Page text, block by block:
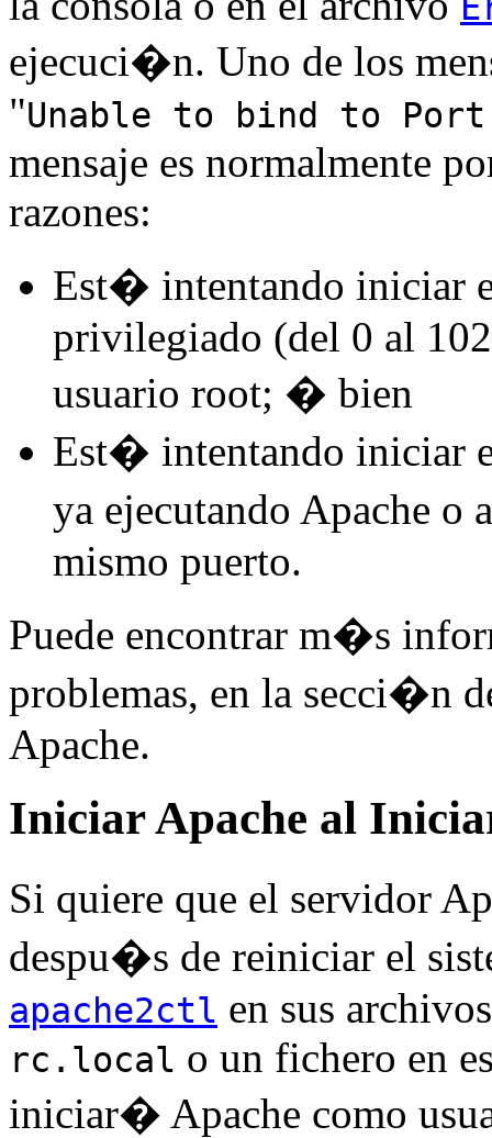
ejecuci�n. Uno de los
"Unable to bind to
mensaje es normalmente
razones:
Est� intentando iniciar
privilegiado (del 0 al
usuario root; � bien
Est� intentando iniciar
ya ejecutando Apache
mismo puerto.
Puede encontrar m�s
problemas, en la secci�n
Apache.
Iniciar Apache al
Si quiere que el servidor
despu�s de reiniciar el
apache2ctl en sus
rc.local o un fichero en
iniciar� Apache como